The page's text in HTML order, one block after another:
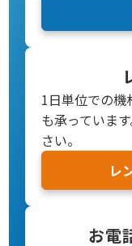
1日単位での機
も承っていま
さい。
レ
お電